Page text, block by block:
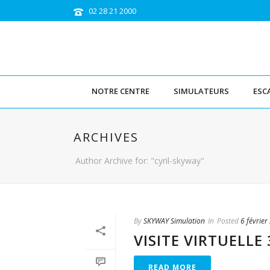
02 28 21 2000
NOTRE CENTRE SIMULATEURS
ARCHIVES
Author Archive for: "cyril-skyway"
BySKYWAY Simulation In Posted6 février
VISITE VIRTUELLE
READ MORE